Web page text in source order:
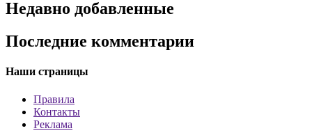
Недавно добавленные
Последние комментарии
Наши страницы
Правила
Контакты
Реклама